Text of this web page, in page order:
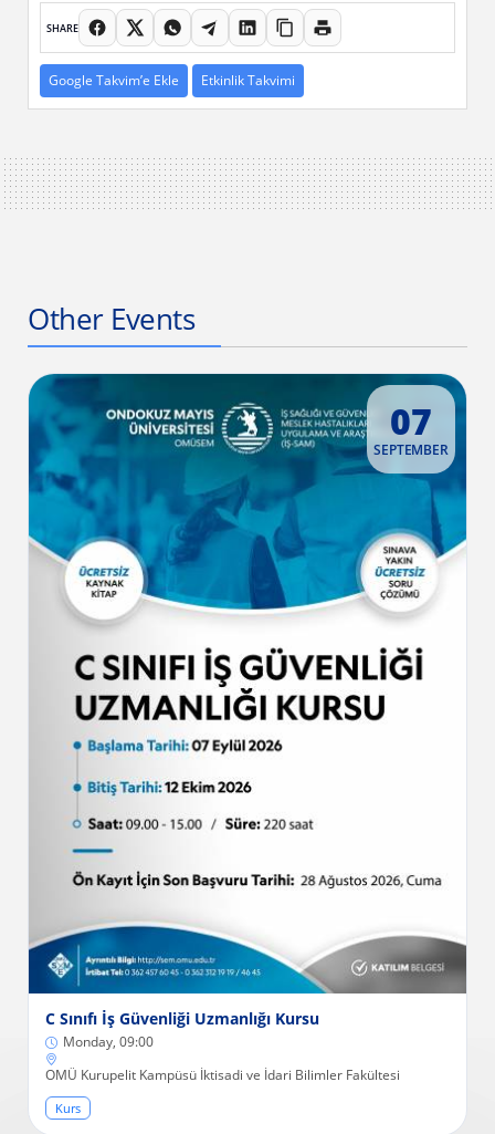
SHARE
Google Takvim’e Ekle Etkinlik Takvimi
Other Events
07
SEPTEMBER
C Sınıfı İş Güvenliği Uzmanlığı Kursu
Monday, 09:00
OMÜ Kurupelit Kampüsü İktisadi ve İdari Bilimler Fakültesi
Kurs